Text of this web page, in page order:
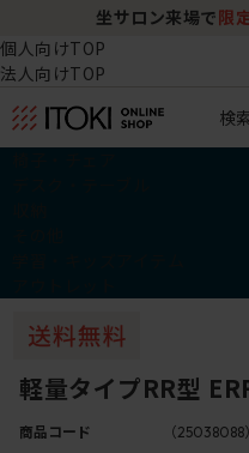
坐サロン来場で 限
個人向けTOP
法人向けTOP
検
軽量タイプRR型
商品コード （25038088）